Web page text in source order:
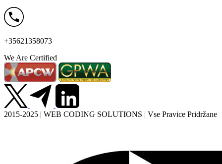
+35621358073
We Are Certified
2015-2025 | WEB CODING SOLUTIONS | Vse Pravice Pridržane